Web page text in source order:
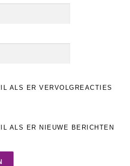
ALS ER VERVOLGREACTIES
ALS ER NIEUWE BERICHTEN